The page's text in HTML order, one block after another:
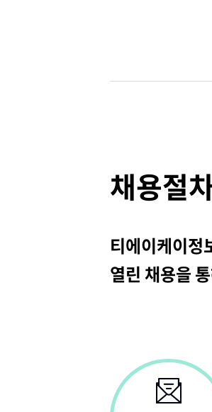
채용절
티에이케이정
열린 채용을